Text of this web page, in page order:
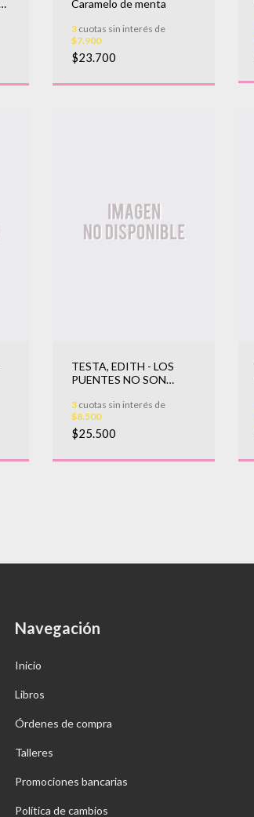
Caramelo de menta
3cuotas sin interés de
$7.900
$23.700
TESTA, EDITH - LOS
PUENTES NO SON
3cuotas sin interés de
$8.500
$25.500
Navegación
Inicio
Libros
Órdenes de compra
Talleres
Promociones bancarias
Política de cambios